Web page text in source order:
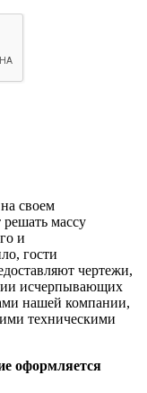
своем
решать массу
и
гости
чертежи,
исчерпывающих
нашей компании,
техническими
оформляется